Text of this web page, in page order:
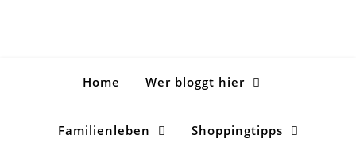
Home Wer bloggt hier
Familienleben Shoppingtipps